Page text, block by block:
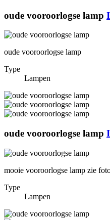
oude vooroorlogse lamp
oude vooroorlogse lamp
Type
Lampen
oude vooroorlogse lamp
mooie vooroorlogse lamp zie
Type
Lampen